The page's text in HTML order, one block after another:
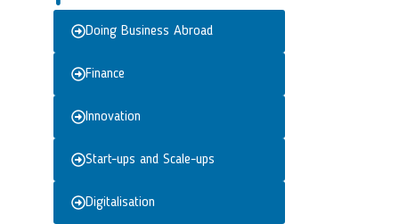
Doing Business Abroad
Finance
Innovation
Start-ups and Scale-ups
Digitalisation